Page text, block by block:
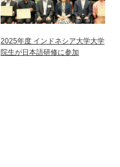
2025年度 インドネシア大学大学
院生が日本語研修に参加